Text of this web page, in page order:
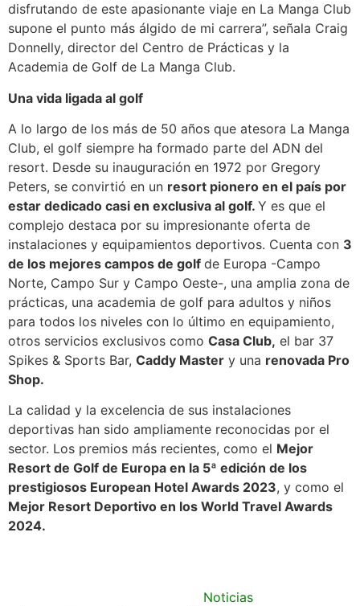
disfrutando de este apasionante viaje en La Manga Club
supone el punto más álgido de mi carrera”, señala Craig
Donnelly, director del Centro de Prácticas y la
Academia de Golf de La Manga Club.
Una vida ligada al golf
A lo largo de los más de 50 años que atesora La Manga
Club, el golf siempre ha formado parte del ADN del
resort. Desde su inauguración en 1972 por Gregory
Peters, se convirtió en un resort pionero en el país por
estar dedicado casi en exclusiva al golf. Y es que el
complejo destaca por su impresionante oferta de
instalaciones y equipamientos deportivos. Cuenta con 3
de los mejores campos de golf de Europa -Campo
Norte, Campo Sur y Campo Oeste-, una amplia zona de
prácticas, una academia de golf para adultos y niños
para todos los niveles con lo último en equipamiento,
otros servicios exclusivos como Casa Club, el bar 37
Spikes & Sports Bar, Caddy Master y una renovada Pro
Shop.
La calidad y la excelencia de sus instalaciones
deportivas han sido ampliamente reconocidas por el
sector. Los premios más recientes, como el Mejor
Resort de Golf de Europa en la 5ª edición de los
prestigiosos European Hotel Awards 2023, y como el
Mejor Resort Deportivo en los World Travel Awards
2024.
Noticias